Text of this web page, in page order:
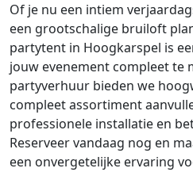
Of je nu een intiem
een grootschalige bruiloft
partytent in Hoogkarspel is
jouw evenement compleet te
partyverhuur bieden we
compleet assortiment
professionele installatie en
Reserveer vandaag nog en
een onvergetelijke ervaring